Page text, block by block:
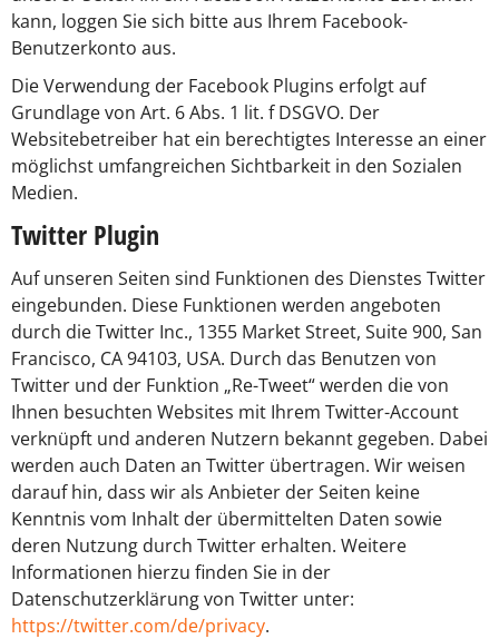
kann, loggen Sie sich bitte aus Ihrem Facebook-
Benutzerkonto aus.
Die Verwendung der Facebook Plugins erfolgt auf
Grundlage von Art. 6 Abs. 1 lit. f DSGVO. Der
Websitebetreiber hat ein berechtigtes Interesse an einer
möglichst umfangreichen Sichtbarkeit in den Sozialen
Medien.
Twitter Plugin
Auf unseren Seiten sind Funktionen des Dienstes Twitter
eingebunden. Diese Funktionen werden angeboten
durch die Twitter Inc., 1355 Market Street, Suite 900, San
Francisco, CA 94103, USA. Durch das Benutzen von
Twitter und der Funktion „Re-Tweet“ werden die von
Ihnen besuchten Websites mit Ihrem Twitter-Account
verknüpft und anderen Nutzern bekannt gegeben. Dabei
werden auch Daten an Twitter übertragen. Wir weisen
darauf hin, dass wir als Anbieter der Seiten keine
Kenntnis vom Inhalt der übermittelten Daten sowie
deren Nutzung durch Twitter erhalten. Weitere
Informationen hierzu finden Sie in der
Datenschutzerklärung von Twitter unter:
https://twitter.com/de/privacy.